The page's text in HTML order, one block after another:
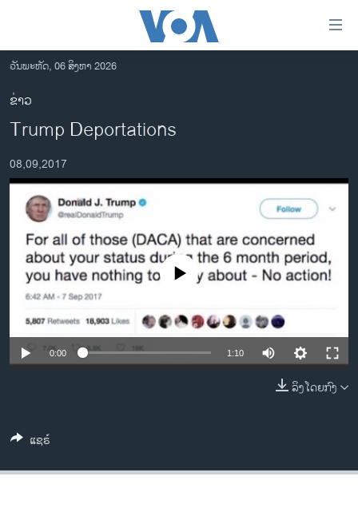
ເຂົ້າ
ຫາ
ຂ້າມ
ຂ້າມ
ໄປ
ຫາ
ອາເມຣິກາ
ການເລືອກຕັ້ງ ປະທານາທີບໍດີ ສະຫະລັດ 2024
ຂ່າວ​ຈີນ
ໂລກ
ເອເຊຍ
ອິດສະຫຼະພາບດ້ານການຂ່າວ
ຊີວິດຊາວລາວ
ຊຸມຊົນຊາວລາວ
ວິທະຍາສາດ-ເທັກໂນໂລຈີ
ພາສາອັງກິດ
ວັນພະຫັດ, 06 ສິງຫາ 2026
ຂ່າວ
Trump Deportations
08,09,2017
No media source currently available
0:00 1:10
ລິງໂດຍກົງ
ແຊຣ໌